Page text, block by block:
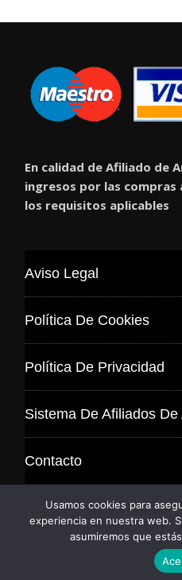
En calidad de Afiliado de
ingresos por las compras
los requisitos aplicables
Aviso Legal
Política De Cookies
Política De Privacidad
Sistema De Afiliados De
Contacto
©
Usamos cookies para
experiencia en nuestra web.
asumiremos que